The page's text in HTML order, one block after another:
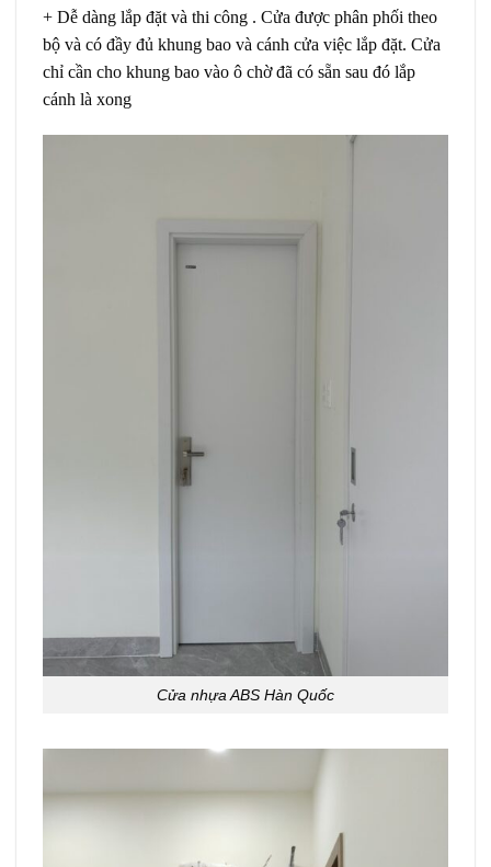
+ Dễ dàng lắp đặt và thi công . Cửa được phân phối theo
bộ và có đầy đủ khung bao và cánh cửa việc lắp đặt. Cửa
chỉ cần cho khung bao vào ô chờ đã có sẵn sau đó lắp
cánh là xong
Cửa nhựa ABS Hàn Quốc